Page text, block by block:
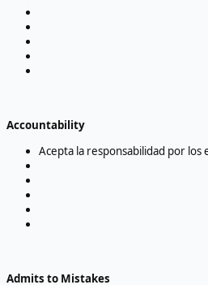
Accountability
Acepta la responsabilidad por los
Admits to Mistakes